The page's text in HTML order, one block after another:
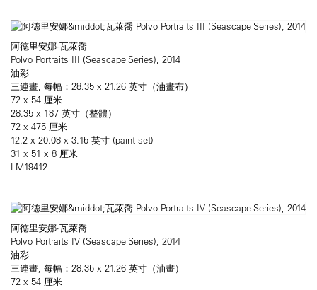
阿德里安娜·瓦萊喬
Polvo Portraits III (Seascape Series), 2014
油彩
三連畫, 每幅：28.35 x 21.26 英寸（油畫布）
72 x 54 厘米
28.35 x 187 英寸（整體）
72 x 475 厘米
12.2 x 20.08 x 3.15 英寸 (paint set)
31 x 51 x 8 厘米
LM19412
阿德里安娜·瓦萊喬
Polvo Portraits IV (Seascape Series), 2014
油彩
三連畫, 每幅：28.35 x 21.26 英寸（油畫）
72 x 54 厘米